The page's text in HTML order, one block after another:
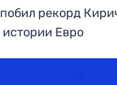
рекорд
истории Евро